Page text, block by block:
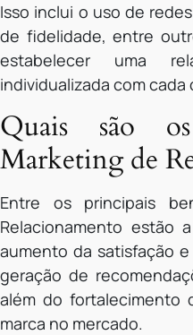
Isso inclui o uso de
de fidelidade, entre
estabelecer uma
individualizada com cada
Quais são
Marketing de
Entre os principais
Relacionamento estão
aumento da satisfação
geração de
além do fortalecimento
marca no mercado.